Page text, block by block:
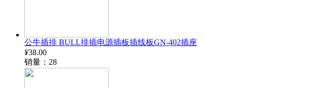
公牛插排 BULL排插电源插板插线板GN-402插座
¥38.00
销量：28